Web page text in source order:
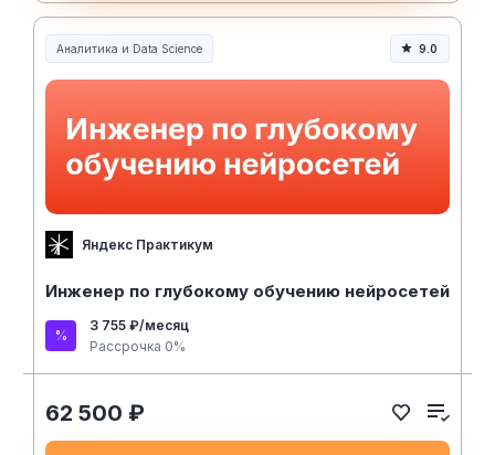
Аналитика и Data Science 9.0
Яндекс Практикум
Инженер по глубокому обучению нейросетей
3 755 ₽/месяц
Рассрочка 0%
62 500 ₽